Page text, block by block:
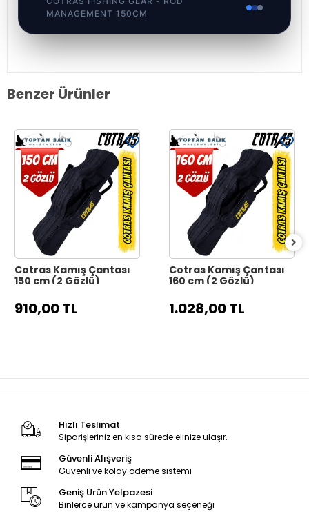
MANAGEMENT 150CM
Benzer Ürünler
Cotras Kamış Çantası
150 cm (2 Gözlü)
910,00 TL
Cotras Kamış Çantası
160 cm (2 Gözlü)
1.028,00 TL
Hızlı Teslimat
Siparişleriniz en kısa sürede elinize ulaşır.
Güvenli Alışveriş
Güvenli ve kolay ödeme sistemi
Geniş Ürün Yelpazesi
Binlerce ürün ve kampanya seçeneği